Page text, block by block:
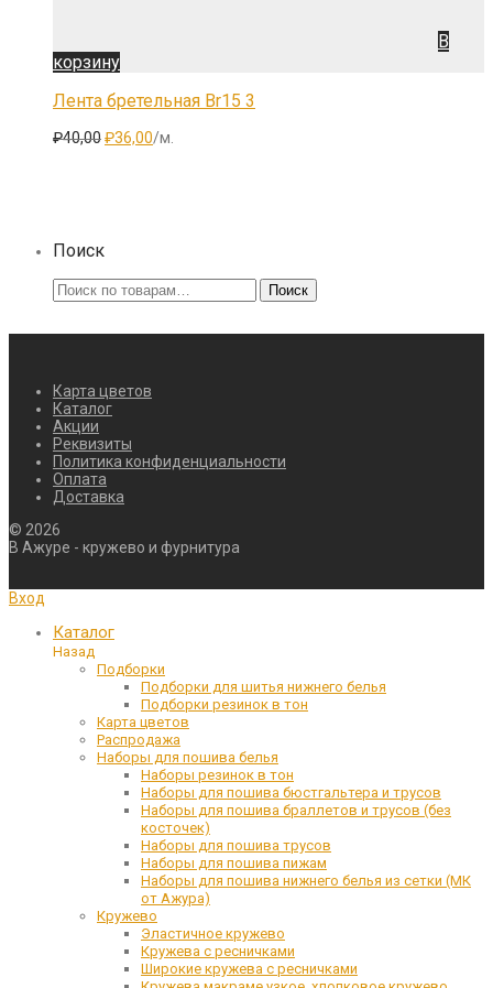
В
корзину
Лента бретельная Br15 3
₽40,00Первоначальная
₽36,00Текущая
/м.
Поиск
Искать: Поиск
Карта цветов
Каталог
Акции
Реквизиты
Политика конфиденциальности
Оплата
Доставка
© 2026
В Ажуре - кружево и фурнитура
Вход
Каталог
Назад
Подборки
Подборки для шитья нижнего белья
Подборки резинок в тон
Карта цветов
Распродажа
Наборы для пошива белья
Наборы резинок в тон
Наборы для пошива бюстгальтера и трусов
Наборы для пошива браллетов и трусов (без
косточек)
Наборы для пошива трусов
Наборы для пошива пижам
Наборы для пошива нижнего белья из сетки (МК
от Ажура)
Кружево
Эластичное кружево
Кружева с ресничками
Широкие кружева с ресничками